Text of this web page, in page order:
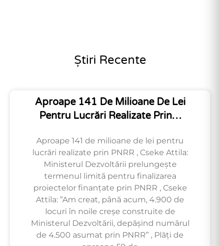
Știri Recente
Aproape 141 De Milioane De Lei
Pentru Lucrări Realizate Prin…
Aproape 141 de milioane de lei pentru
lucrări realizate prin PNRR , Cseke Attila:
Ministerul Dezvoltării prelungește
termenul limită pentru finalizarea
proiectelor finanțate prin PNRR , Cseke
Attila: ”Am creat, până acum, 4.900 de
locuri în noile creșe construite de
Ministerul Dezvoltării, depășind numărul
de 4.500 asumat prin PNRR” , Plăți de